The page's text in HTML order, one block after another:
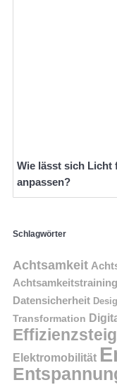
Wie lässt sich Licht
anpassen?
Schlagwörter
Achtsamkeit
Achtsamkeitstraining
Datensicherheit
Transformation
Elektromobilität